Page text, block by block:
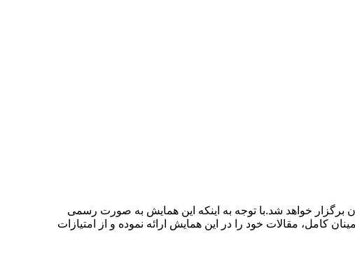
– ایرانی پیشرفت در شهر تهران برگزار خواهد شد.با توجه به اینکه این همایش به صورت رسمی
کامل، مقالات خود را در این همایش ارائه نموده و از امتیازات